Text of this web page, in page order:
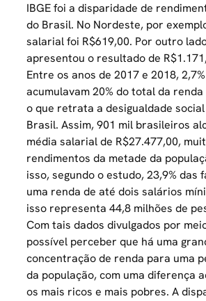
IBGE foi a disparidade de
do Brasil. No Nordeste, por
salarial foi R$619,00. Por outro
apresentou o resultado de
Entre os anos de 2017 e 2018,
acumulavam 20% do total da
o que retrata a desigualdade
Brasil. Assim, 901 mil brasileiros
média salarial de R$27.477,00,
rendimentos da metade da
isso, segundo o estudo, 23,9% das
uma renda de até dois salários
isso representa 44,8 milhões de
Com tais dados divulgados por
possível perceber que há uma
concentração de renda para uma
da população, com uma diferença
os mais ricos e mais pobres. A